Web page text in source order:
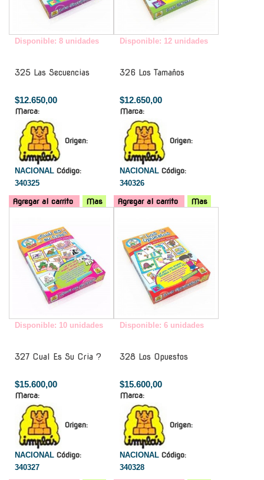
Disponible: 8 unidades
325 Las Secuencias
$12.650,00
Marca:
Origen:
NACIONAL Código:
340325
Agregar al carrito Mas
Disponible: 12 unidades
326 Los Tamaños
$12.650,00
Marca:
Origen:
NACIONAL Código:
340326
Agregar al carrito
Mas
Disponible: 10 unidades
327 Cual Es Su Cria ?
$15.600,00
Marca:
Origen:
NACIONAL Código:
340327
Disponible: 6 unidades
328 Los Opuestos
$15.600,00
Marca:
Origen:
NACIONAL Código:
340328